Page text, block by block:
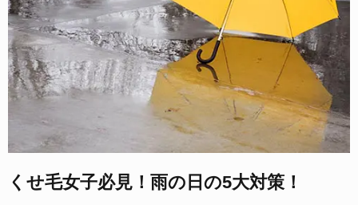
くせ毛女子必見！雨の日の5大対策！